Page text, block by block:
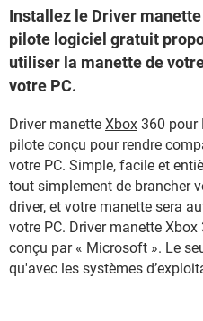
Installez le Driver manette
pilote logiciel gratuit
utiliser la manette de
votre PC.
Driver manette Xbox 360 pour
pilote conçu pour rendre
votre PC. Simple, facile et
tout simplement de brancher
driver, et votre manette sera
votre PC. Driver manette
conçu par « Microsoft ». Le
qu'avec les systèmes